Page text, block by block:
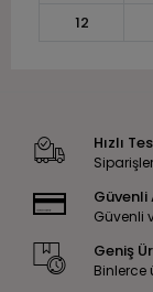
12
Hızlı
Güvenli
Güvenli
Geniş
Binlerce